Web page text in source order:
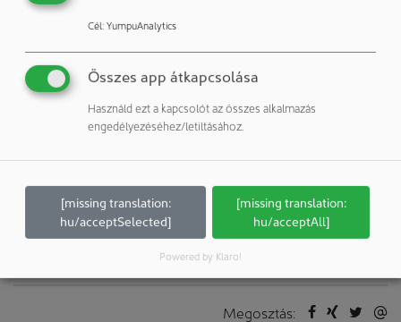
Rodriguez GmbH
52249 Eschweiler
Németország
További cikkek ezekhez a rovatokhoz:
Épületek & Szobák: Normális, kezelőelemek, szelepek, csatlakozók, ...
Megosztás:
Cél: YumpuAnalytics
Összes app átkapcsolása
Használd ezt a kapcsolót az összes alkalmazás
engedélyezéséhez/letiltásához.
[missing translation:
hu/acceptSelected]
[missing translation:
hu/acceptAll]
Powered by Klaro!